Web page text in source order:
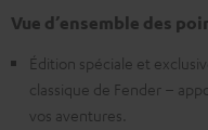
Vue d’ensemble des
Édition spéciale et
classique de Fender –
vos aventures.